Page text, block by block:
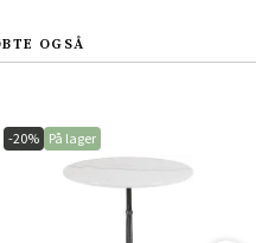
OGSÅ
-20% På lager